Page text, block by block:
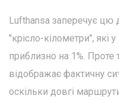
Lufthansa заперечує цю
"крісло-кілометри",
приблизно на 1%. Проте
відображає фактичну
оскільки довгі